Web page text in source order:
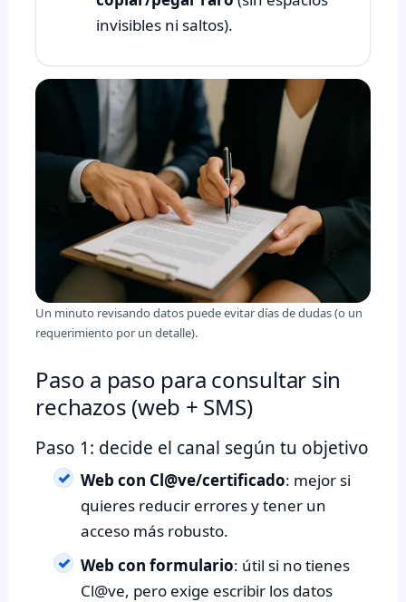
invisibles ni saltos).
Un minuto revisando datos puede evitar días de dudas (o un
requerimiento por un detalle).
Paso a paso para consultar sin
rechazos (web + SMS)
Paso 1: decide el canal según tu objetivo
Web con Cl@ve/certificado: mejor si
quieres reducir errores y tener un
acceso más robusto.
Web con formulario: útil si no tienes
Cl@ve, pero exige escribir los datos